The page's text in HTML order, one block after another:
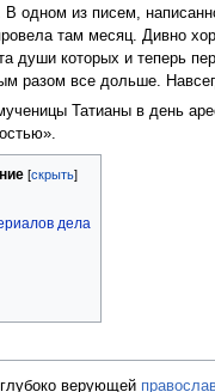
В одном из писем,
там месяц. Дивно
души которых и теперь
разом все дольше.
Татианы в день
дела
верующей